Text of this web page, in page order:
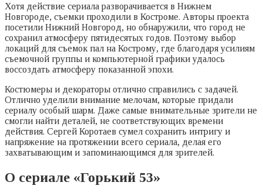
Хотя действие сериала разворачивается в Нижнем
Новгороде, съемки проходили в Костроме. Авторы проекта
посетили Нижний Новгород, но обнаружили, что город не
сохранил атмосферу пятидесятых годов. Поэтому выбор
локаций для съемок пал на Кострому, где благодаря усилиям
съемочной группы и компьютерной графики удалось
воссоздать атмосферу показанной эпохи.
Костюмеры и декораторы отлично справились с задачей.
Отлично уделили внимание мелочам, которые придали
сериалу особый шарм. Даже самые внимательные зрители не
смогли найти деталей, не соответствующих времени
действия. Сергей Коротаев сумел сохранить интригу и
напряжение на протяжении всего сериала, делая его
захватывающим и запоминающимся для зрителей.
О сериале «Горький 53»